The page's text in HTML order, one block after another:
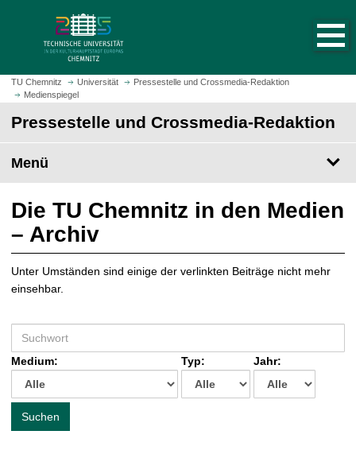
m
H
t
s
i
e
a
u
f
r
u
f
e
TU Chemnitz Universität
Pressestelle und Crossmedia-Redaktion
Medienspiegel
Pressestelle und Crossmedia-Redaktion
Menü
Die TU Chemnitz in den Medien
– Archiv
Unter Umständen sind einige der verlinkten Beiträge nicht mehr
einsehbar.
u
c
e
Medium: Typ: Jahr:
Suchen